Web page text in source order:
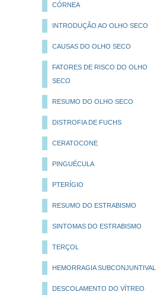
CÓRNEA
INTRODUÇÃO AO OLHO SECO
CAUSAS DO OLHO SECO
FATORES DE RISCO DO OLHO
SECO
RESUMO DO OLHO SECO
DISTROFIA DE FUCHS
CERATOCONE
PINGUÉCULA
PTERÍGIO
RESUMO DO ESTRABISMO
SINTOMAS DO ESTRABISMO
TERÇOL
HEMORRAGIA SUBCONJUNTIVAL
DESCOLAMENTO DO VÍTREO